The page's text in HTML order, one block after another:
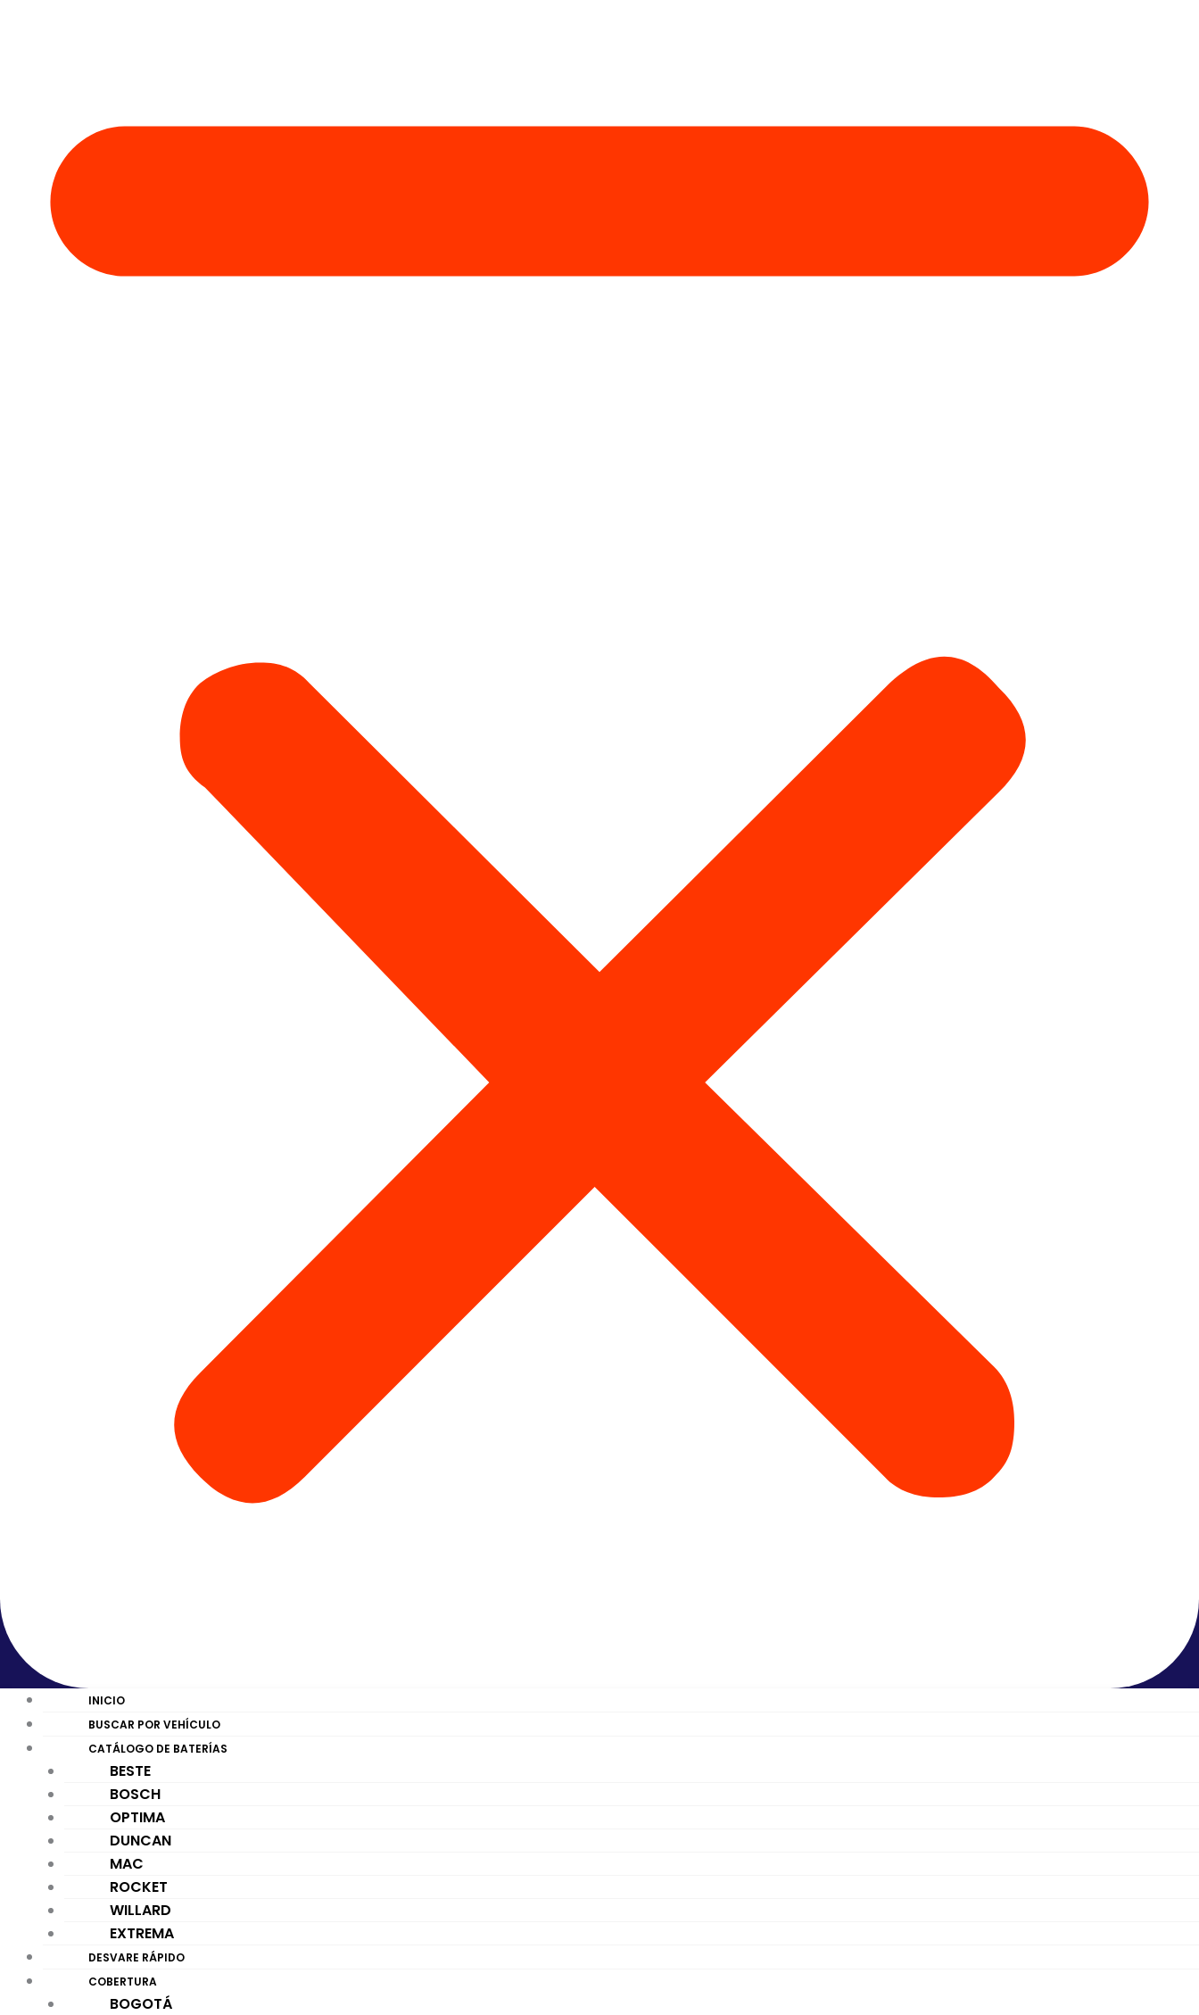
INICIO
BUSCAR POR VEHÍCULO
CATÁLOGO DE BATERÍAS
BESTE
BOSCH
OPTIMA
DUNCAN
MAC
ROCKET
WILLARD
EXTREMA
DESVARE RÁPIDO
COBERTURA
BOGOTÁ